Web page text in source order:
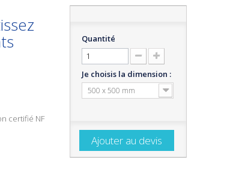
certifié NF
Quantité
Je choisis la dimension :
500 x 500 mm
Ajouter au devis